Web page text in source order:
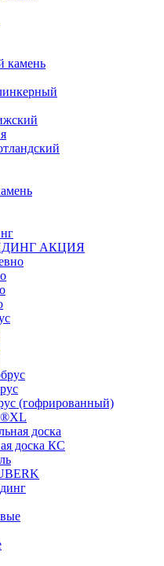
камень
АКЦИЯ
(гофрированный)
доска
доска КС